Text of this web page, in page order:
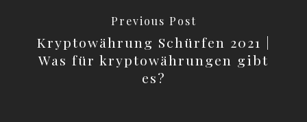
Previous Post
Kryptowährung Schürfen 2021 |
Was für kryptowährungen gibt
es?